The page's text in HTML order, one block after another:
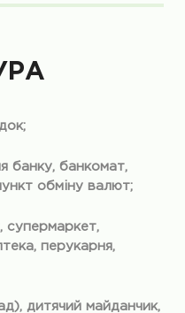
банку, банкомат,
обміну валют;
супермаркет,
перукарня,
дитячий майданчик,